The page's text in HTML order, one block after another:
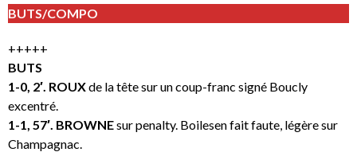
BUTS/COMPO
+++++
BUTS
1-0, 2′. ROUXde la tête sur un coup-franc signé Boucly
excentré.
1-1, 57′. BROWNEsur penalty. Boilesen fait faute, légère sur
Champagnac.